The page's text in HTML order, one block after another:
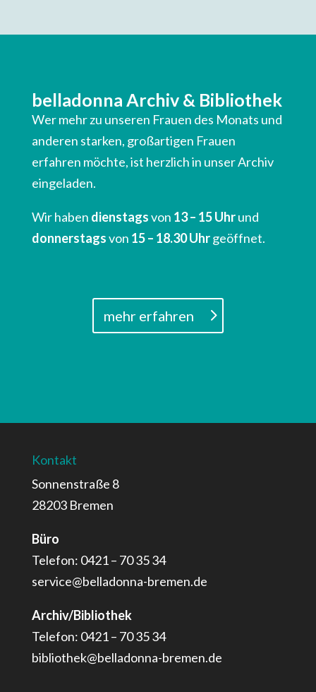
belladonna Archiv & Bibliothek
Wer mehr zu unseren Frauen des Monats und
anderen starken, großartigen Frauen
erfahren möchte, ist herzlich in unser Archiv
eingeladen.
Wir haben dienstagsvon 13 – 15 Uhrund
donnerstagsvon 15 – 18.30 Uhrgeöffnet.
mehr erfahren
Kontakt
Sonnenstraße 8
28203 Bremen
Büro
Telefon: 0421 – 70 35 34
service@belladonna-bremen.de
Archiv/Bibliothek
Telefon: 0421 – 70 35 34
bibliothek@belladonna-bremen.de